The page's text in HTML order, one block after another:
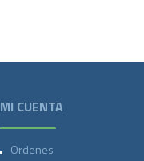
MI CUENTA
Ordenes